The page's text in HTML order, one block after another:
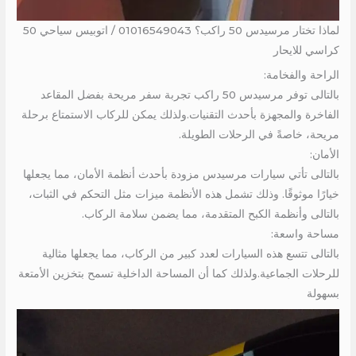
لماذا تختار مرسيدس 50 راكب؟ 01016549043 / اتوبيس سياحي 50
كراسي للايحار
الراحة والفخامة:
بالتالى توفر مرسيدس 50 راكب تجربة سفر مريحة بفضل المقاعد
الفاخرة والمجهزة بأحدث التقنيات.ولذلك يمكن للركاب الاستمتاع برحلة
مريحة، خاصةً في الرحلات الطويلة.
الأمان:
بالتالى تأتي سيارات مرسيدس مزودة بأحدث أنظمة الأمان، مما يجعلها
خيارًا موثوقًا. وذلك تشمل هذه الأنظمة ميزات مثل التحكم في الثبات،
بالتالى وأنظمة الكبح المتقدمة، مما يضمن سلامة الركاب.
مساحة واسعة:
بالتالى تتسع هذه السيارات لعدد كبير من الركاب، مما يجعلها مثالية
للرحلات الجماعية.ولذلك كما أن المساحة الداخلية تسمح بتخزين الأمتعة
بسهولة